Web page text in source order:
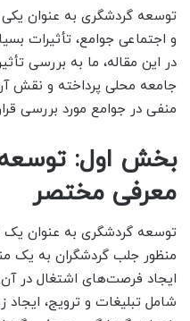
توسعه گردشگری به عنوان
و اجتماعی جوامع، تأثیرات
در این مقاله، ما به بررسی
جامعه محلی پرداخته و نقش
منفی در جوامع مورد بررسی
بخش اول:
معرفی مختصر
توسعه گردشگری به عنوان یک
منظور جلب گردشگران به یک
ایجاد فرصت‌های اشتغال در
شامل تبلیغات و ترویج،